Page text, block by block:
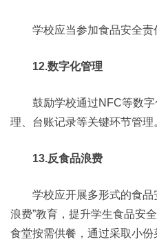
学校应当参加食品安全责
12.数字化管理
鼓励学校通过NFC等数字
理、台账记录等关键环节管理
13.反食品浪费
学校应开展多形式的食品
浪费”教育，提升学生食品安
食堂按需供餐，通过采取小